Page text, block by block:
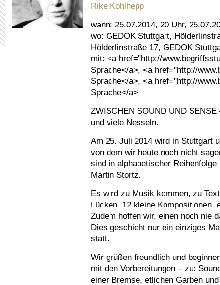
Rike Kohlhepp
wann: 25.07.2014, 20 Uhr,
wo: GEDOK Stuttgart,
Hölderlinstraße 17, GEDOK
mit: <a href="http://
Sprache</a>, <a href="http://
Sprache</a>, <a href="http://
Sprache</a>
ZWISCHEN SOUND UND
und viele Nesseln.
Am 25. Juli 2014 wird in Stuttgart
von dem wir heute noch nicht
sind in alphabetischer
Martin Stortz.
Es wird zu Musik kommen, zu
Lücken. 12 kleine Kompositionen,
Zudem hoffen wir, einen noch nie
Dies geschieht nur ein einziges
statt.
Wir grüßen freundlich und
mit den Vorbereitungen – zu:
einer Bremse, etlichen Garben